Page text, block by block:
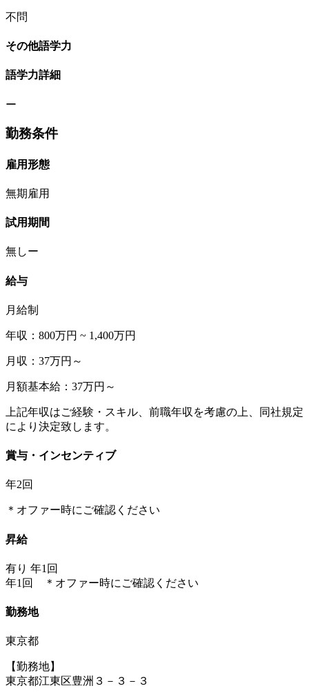
不問
その他語学力
語学力詳細
ー
勤務条件
雇用形態
無期雇用
試用期間
無しー
給与
月給制
年収：800万円 ~ 1,400万円
月収：37万円～
月額基本給：37万円～
上記年収はご経験・スキル、前職年収を考慮の上、同社規定
により決定致します。
賞与・インセンティブ
年2回
＊オファー時にご確認ください
昇給
有り 年1回
年1回 ＊オファー時にご確認ください
勤務地
東京都
【勤務地】
東京都江東区豊洲３－３－３